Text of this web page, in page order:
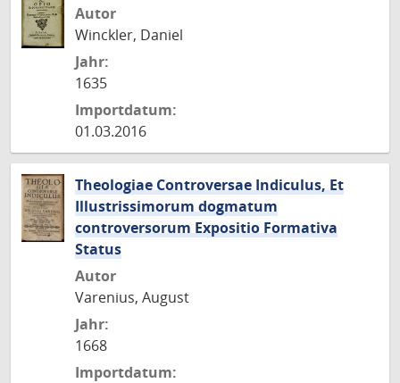
Autor
Winckler, Daniel
Jahr:
1635
Importdatum:
01.03.2016
Theologiae Controversae Indiculus, Et
Illustrissimorum dogmatum
controversorum Expositio Formativa
Status
Autor
Varenius, August
Jahr:
1668
Importdatum: